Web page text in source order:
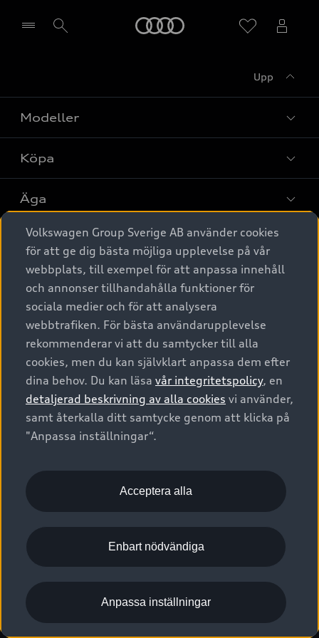
Upp
Modeller
Alla modeller
Elbilar
A6 modellerna
SUV
Avant
Audi Sport
Köpa
Privaterbjudanden
Privatleasing
Nya bilar i lager
Begagnade bilar i lager
Audi approved :plus - så gott som nya
Finansiering
Audi exclusive
Provkörning
Äga
Service & tillbehör
Audi digital services
Originaltillbehör - köp online
Garantier
Försäkring
Digitala manualer för din Audi
Audi Collection – livsstilsartiklar
Vanliga frågor
2G/3G nätet stängs ned - Hur påverkas min bil av detta?
Tjänstebil
Tjänstebil
Business lease online
Företagsleasing
Om Audi Sverige
Kontakta oss
Audi Återförsäljare/-serviceverkstad
myAudi
Pressmeddelanden
Nyhetsbrev
Vårt hållbarhetsarbete
Lediga tjänster huvudkontor
Lediga tjänster hos Audi Återförsäljare
Kommentar till mediauppgifter om dataläcka
© 2026 AUDI SVERIGE. All Rights Reserved.
Utgivare Juridiskt
Juridiskt Audi AG
Juridiskt Audi Digital Giveaway
Anpassa inställningar för cookies
Visselblåsarkanaler
Volkswagen Group Sverige AB använder cookies
för att ge dig bästa möjliga upplevelse på vår
webbplats, till exempel för att anpassa innehåll
och annonser tillhandahålla funktioner för
sociala medier och för att analysera
webbtrafiken. För bästa användarupplevelse
rekommenderar vi att du samtycker till alla
cookies, men du kan självklart anpassa dem efter
dina behov. Du kan läsa vår integritetspolicy, en
detaljerad beskrivning av alla cookies vi använder,
samt återkalla ditt samtycke genom att klicka på
"Anpassa inställningar“.
Acceptera alla
Enbart nödvändiga
Anpassa inställningar